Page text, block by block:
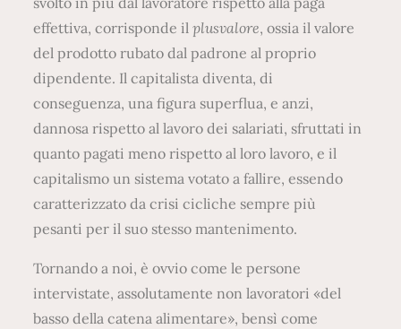
effettiva, corrisponde ilplusvalore, ossia il valore
del prodotto rubato dal padrone al proprio
dipendente. Il capitalista diventa, di
conseguenza, una figura superflua, e anzi,
dannosa rispetto al lavoro dei salariati, sfruttati in
quanto pagati meno rispetto al loro lavoro, e il
capitalismo un sistema votato a fallire, essendo
caratterizzato da crisi cicliche sempre più
pesanti per il suo stesso mantenimento.
Tornando a noi, è ovvio come le persone
intervistate, assolutamente non lavoratori «del
basso della catena alimentare», bensì come